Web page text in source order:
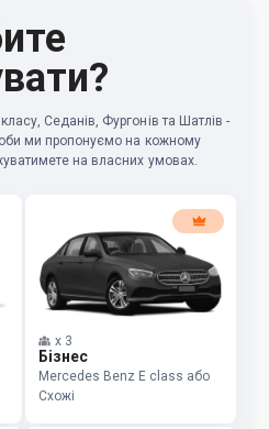
Седанів, Фургонів та Шатлів -
ми пропонуємо на кожному
на власних умовах.
x 3
Бізнес
Mercedes Benz E class або
Схожі